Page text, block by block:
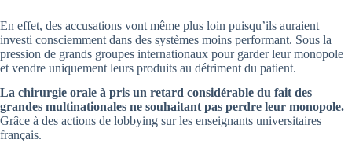
En effet, des accusations vont même plus loin puisqu’ils auraient
investi consciemment dans des systèmes moins performant. Sous la
pression de grands groupes internationaux pour garder leur monopole
et vendre uniquement leurs produits au détriment du patient.
La chirurgie orale à pris un retard considérable du fait des
grandes multinationales ne souhaitant pas perdre leur monopole.
Grâce à des actions de lobbying sur les enseignants universitaires
français.